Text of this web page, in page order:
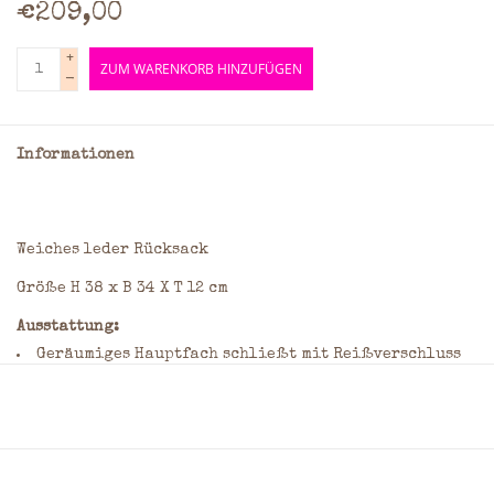
€209,00
+
-
ZUM WARENKORB HINZUFÜGEN
Informationen
Weiches leder Rücksack
Größe H 38 x B 34 X T 12 cm
Ausstattung:
Geräumiges Hauptfach schließt mit Reißverschluss